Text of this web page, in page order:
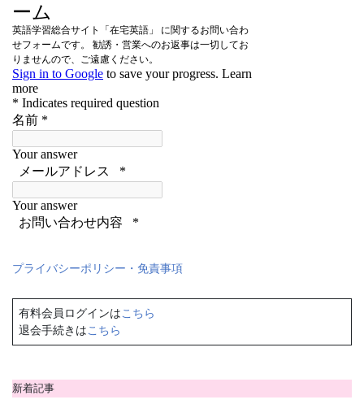
プライバシーポリシー・免責事項
有料会員ログインはこちら
退会手続きはこちら
新着記事